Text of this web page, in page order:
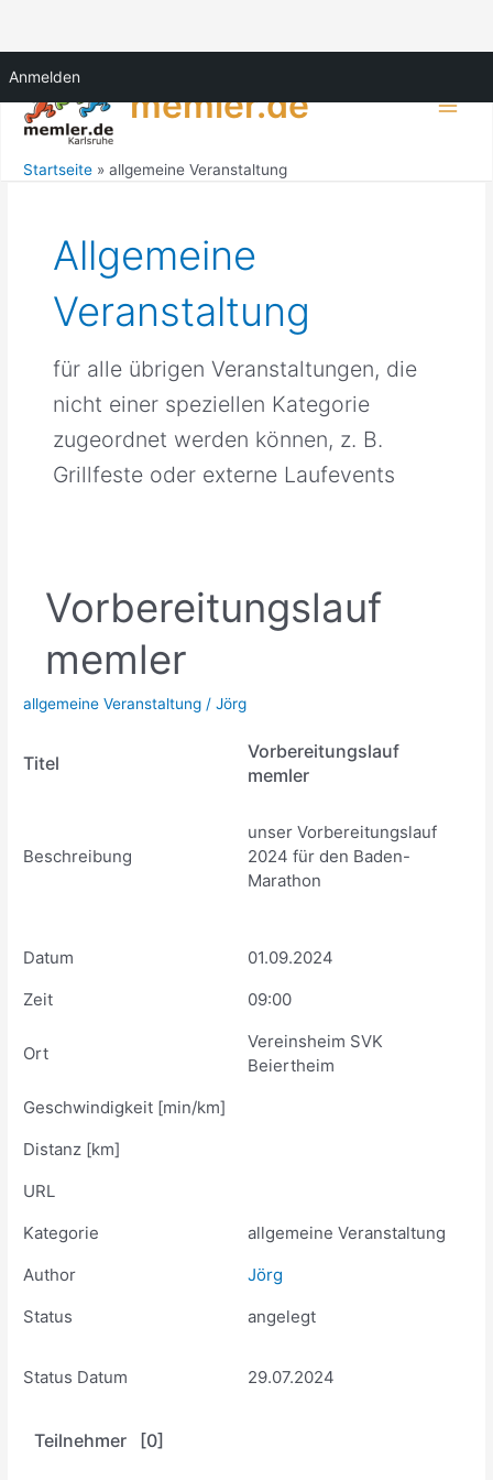
Anmelden
Inhalt
springen
memler.de
Startseite allgemeine Veranstaltung
Allgemeine
Veranstaltung
für alle übrigen Veranstaltungen, die
nicht einer speziellen Kategorie
zugeordnet werden können, z. B.
Grillfeste oder externe Laufevents
Vorbereitungslauf
memler
allgemeine Veranstaltung /Jörg
Titel
Vorbereitungslauf
memler
Beschreibung
unser Vorbereitungslauf
2024 für den Baden-
Marathon
Datum
01.09.2024
Zeit
09:00
Ort
Vereinsheim SVK
Beiertheim
Geschwindigkeit [min/km]
Distanz [km]
URL
Kategorie
allgemeine Veranstaltung
Author
Jörg
Status
angelegt
Status Datum 29.07.2024
Teilnehmer [0]